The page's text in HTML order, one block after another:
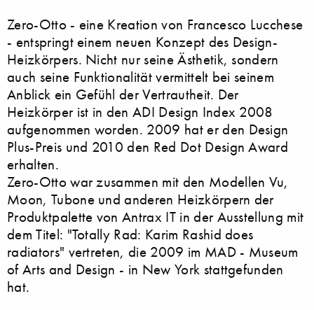
Zero-Otto - eine Kreation von Francesco Lucchese
- entspringt einem neuen Konzept des Design-
Heizkörpers. Nicht nur seine Ästhetik, sondern
auch seine Funktionalität vermittelt bei seinem
Anblick ein Gefühl der Vertrautheit. Der
Heizkörper ist in den ADI Design Index 2008
aufgenommen worden. 2009 hat er den Design
Plus-Preis und 2010 den Red Dot Design Award
erhalten.
Zero-Otto war zusammen mit den Modellen Vu,
Moon, Tubone und anderen Heizkörpern der
Produktpalette von Antrax IT in der Ausstellung mit
dem Titel: "Totally Rad: Karim Rashid does
radiators" vertreten, die 2009 im MAD - Museum
of Arts and Design - in New York stattgefunden
hat.